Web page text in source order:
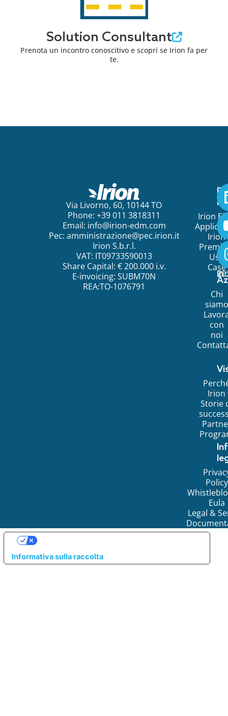
Solution Consultant
Prenota un incontro conoscitivo e scopri se Irion fa per
te.
Via Livorno, 60, 10144 TO
Phone: +39 011 3818311
Email: info@irion-edm.com
Pec: amministrazione@pec.irion.it
Irion S.b.r.l.
VAT: IT09733590013
Share Capital: € 200.000 i.v.
E-invoicing: SUBM70N
REA:TO-1076791
Irion
Irion
Use
Case
Chi
siamo
con
noi
Irion
Storie
Policy
Eula
Legal &
©
Informativa sulla raccolta